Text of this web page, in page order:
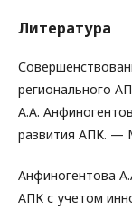
Литература
регионального
А.А.
развития АПК. —
Анфиногентова
АПК с учетом